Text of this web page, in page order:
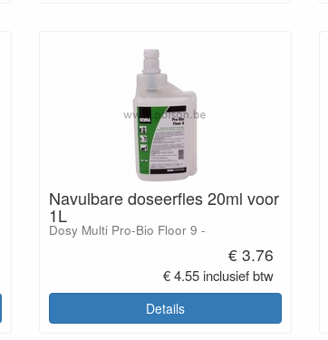
Navulbare doseerfles 20ml voor
1L
Dosy Multi Pro-Bio Floor 9 -
€ 3.76
€ 4.55 inclusief btw
Details